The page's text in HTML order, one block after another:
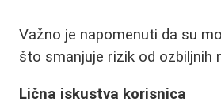
Važno je napomenuti da su
što smanjuje rizik od ozbiljnih
Lična iskustva korisnica